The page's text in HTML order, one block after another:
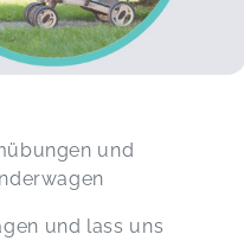
und
und lass uns